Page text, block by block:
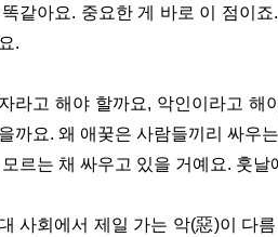
똑같아요. 중요한 게 바로 이 점이
.
라고 해야 할까요, 악인이라고 해
까요. 왜 애꿎은 사람들끼리 싸우
모르는 채 싸우고 있을 거예요. 훗
사회에서 제일 가는 악(惡)이 다